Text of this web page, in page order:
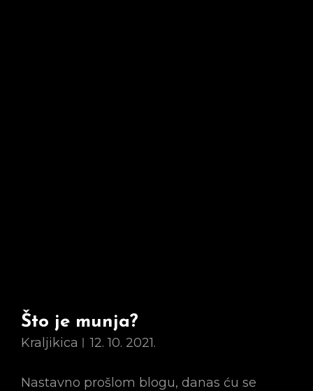
Što je munja?
Kraljikica 12. 10. 2021.
Nastavno prošlom blogu, danas ću se